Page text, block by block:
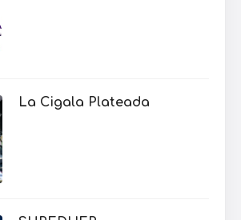
La Cigala Plateada